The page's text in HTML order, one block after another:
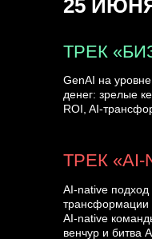
ТРЕК
GenAI на
денег: зрелые
ROI, AI-
AI-native
трансформации
AI-native
венчур и битва
ТРЕК «AI-
25 УЗНАТЬ